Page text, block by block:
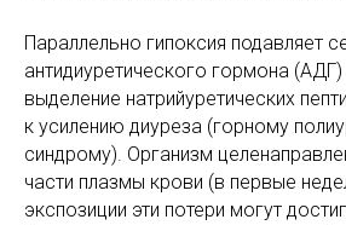
Параллельно гипоксия подавляет
антидиуретического гормона (АДГ)
выделение натрийуретических
к усилению диуреза (горному
синдрому). Организм
части плазмы крови (в первые
экспозиции эти потери могут